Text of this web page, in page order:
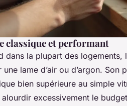
classique et performant
dans la plupart des
lame d’air ou d’argon. Son
bien supérieure au simple
excessivement le